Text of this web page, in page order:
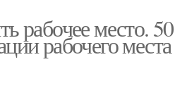
рабочее место. 50
рабочего места